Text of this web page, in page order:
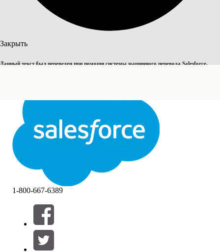
Закрыть
Данный текст был переведен при помощи системы машинного перевода Salesforce.
Закрыть
Фильтровать по (0)
ВЫБРАТЬ ФИЛЬТРЫ
1-800-667-6389